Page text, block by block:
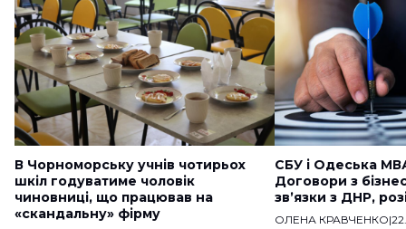
В Чорноморську учнів чотирьох
шкіл годуватиме чоловік
чиновниці, що працював на
«скандальну» фірму
СБУ і Одеська
Договори з
звʼязки з ДНР,
ОЛЕНА КРАВЧЕНКО|